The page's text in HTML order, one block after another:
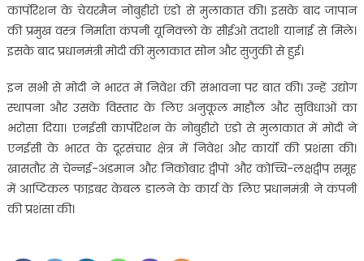
कार्पोरेशन के चेयरमैन नोबुहीरो एंडो से मुलाकात की। इसके बाद जापान
की प्रमुख वस्त्र निर्माता कंपनी यूनिक्लो के सीईओ तदाशी यानाई से मिले।
इसके बाद प्रधानमंत्री मोदी की मुलाकात सोन और सुजुकी से हुई।
इन सभी से मोदी ने भारत में निवेश की संभावना पर बात की। उन्हें उद्योग
स्थापना और उसके विस्तार के लिए अनुकूल माहौल और सुविधाओं का
भरोसा दिया। एनईसी कार्पोरेशन के नोबुहीरो एंडो से मुलाकात में मोदी ने
एनईसी के भारत के दूरसंचार क्षेत्र में निवेश और कार्यो की प्रशंसा की।
खासतौर से चेन्नई-अंडमान और निकोबार द्वीपों और कोच्चि-लक्षद्वीप समूह
में आप्टिकल फाइबर केबल डालने के कार्य के लिए प्रधानमंत्री ने कंपनी
की प्रशंसा की।